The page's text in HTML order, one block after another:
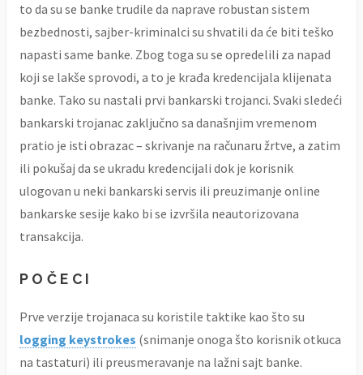
to da su se banke trudile da naprave robustan sistem
bezbednosti, sajber-kriminalci su shvatili da će biti teško
napasti same banke. Zbog toga su se opredelili za napad
koji se lakše sprovodi, a to je krađa kredencijala klijenata
banke. Tako su nastali prvi bankarski trojanci. Svaki sledeći
bankarski trojanac zaključno sa današnjim vremenom
pratio je isti obrazac – skrivanje na računaru žrtve, a zatim
ili pokušaj da se ukradu kredencijali dok je korisnik
ulogovan u neki bankarski servis ili preuzimanje online
bankarske sesije kako bi se izvršila neautorizovana
transakcija.
POČECI
Prve verzije trojanaca su koristile taktike kao što su
logging keystrokes (snimanje onoga što korisnik otkuca
na tastaturi) ili preusmeravanje na lažni sajt banke.